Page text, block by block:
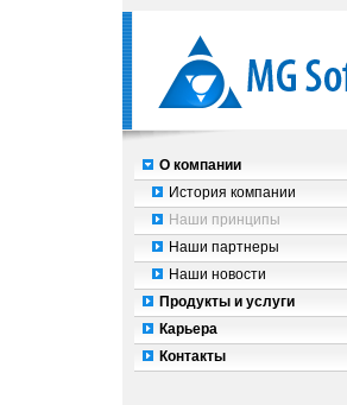
О компании
История компании
Наши принципы
Наши партнеры
Наши новости
Продукты и услуги
Карьера
Контакты